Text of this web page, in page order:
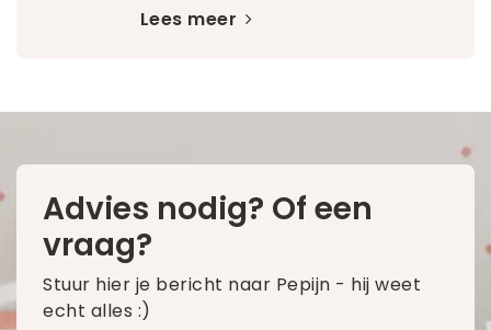
Lees meer
Advies nodig? Of een
vraag?
Stuur hier je bericht naar Pepijn - hij weet
echt alles :)